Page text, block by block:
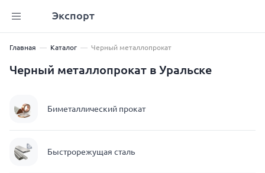
Экспорт
Главная Каталог Черный металлопрокат
Черный металлопрокат в Уральске
Биметаллический прокат
Быстрорежущая сталь